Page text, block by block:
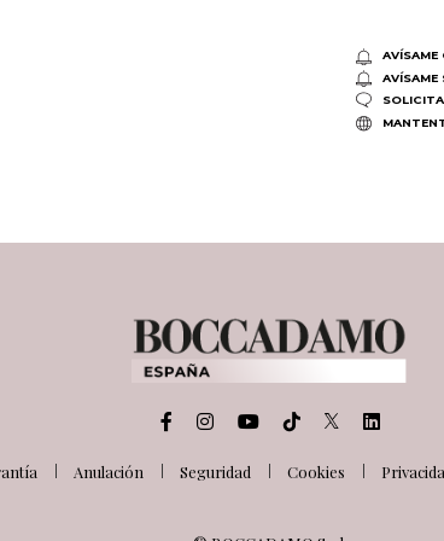
AVÍSAME
AVÍSAME
Anulación Seguridad Cookies